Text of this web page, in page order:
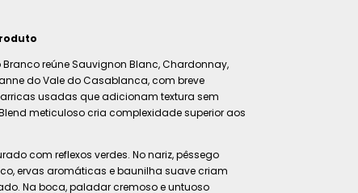
reúne Sauvignon Blanc, Chardonnay,
do Vale do Casablanca, com breve
usadas que adicionam textura sem
meticuloso cria complexidade superior aos
com reflexos verdes. No nariz, pêssego
ervas aromáticas e baunilha suave criam
Na boca, paladar cremoso e untuoso